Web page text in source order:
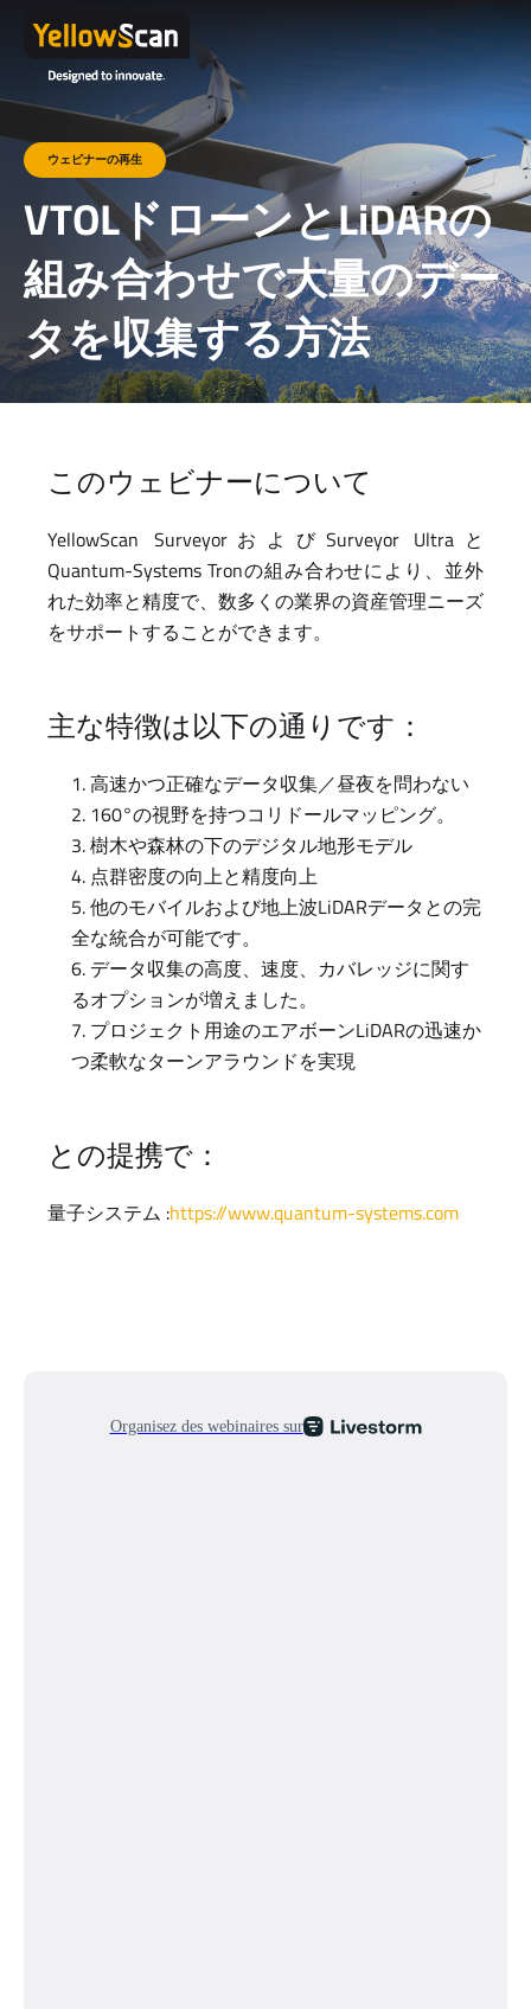
ウェビナーの再生
VTOLドローンとLiDARの
組み合わせで大量のデー
タを収集する方法
このウェビナーについて
YellowScan SurveyorおよびSurveyor Ultraと
Quantum-Systems Tronの組み合わせにより、並外
れた効率と精度で、数多くの業界の資産管理ニーズ
をサポートすることができます。
主な特徴は以下の通りです：
高速かつ正確なデータ収集／昼夜を問わない
160°の視野を持つコリドールマッピング。
樹木や森林の下のデジタル地形モデル
点群密度の向上と精度向上
他のモバイルおよび地上波LiDARデータとの完
全な統合が可能です。
データ収集の高度、速度、カバレッジに関す
るオプションが増えました。
プロジェクト用途のエアボーンLiDARの迅速か
つ柔軟なターンアラウンドを実現
との提携で：
量子システム :https://www.quantum-systems.com